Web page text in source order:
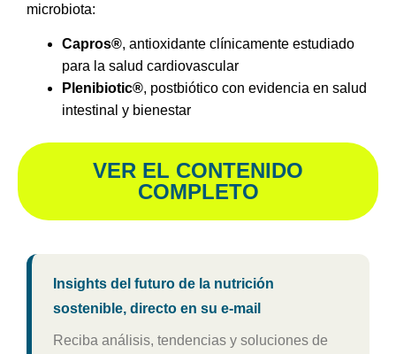
microbiota:
Capros®, antioxidante clínicamente estudiado
para la salud cardiovascular
Plenibiotic®, postbiótico con evidencia en salud
intestinal y bienestar
VER EL CONTENIDO
COMPLETO
Insights del futuro de la nutrición
sostenible, directo en su e-mail
Reciba análisis, tendencias y soluciones de